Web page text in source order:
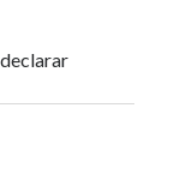
declarar